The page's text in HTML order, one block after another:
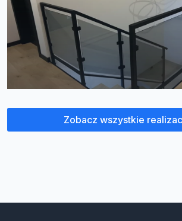
Zobacz wszystkie